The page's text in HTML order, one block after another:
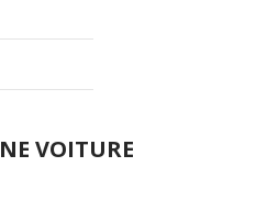
VOITURE